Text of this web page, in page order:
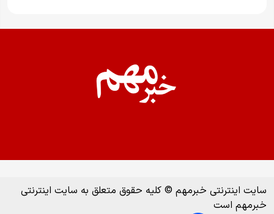
سایت اینترنتی خبرمهم © کلیه حقوق متعلق به سایت اینترنتی
خبرمهم است